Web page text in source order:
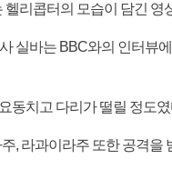
리콥터의 모습이 담긴
실바는 BBC와의 인터뷰
동치고 다리가 떨릴 정도
, 라과이라주 또한 공격